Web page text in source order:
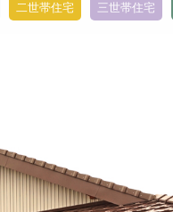
二世帯住宅 三世帯住宅